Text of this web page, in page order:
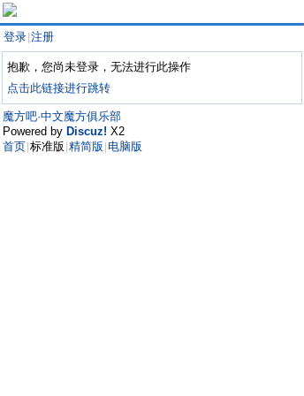
登录 注册
抱歉，您尚未登录，无法进行此操作
点击此链接进行跳转
魔方吧·中文魔方俱乐部
Powered by Discuz! X2
首页 标准版 精简版 电脑版